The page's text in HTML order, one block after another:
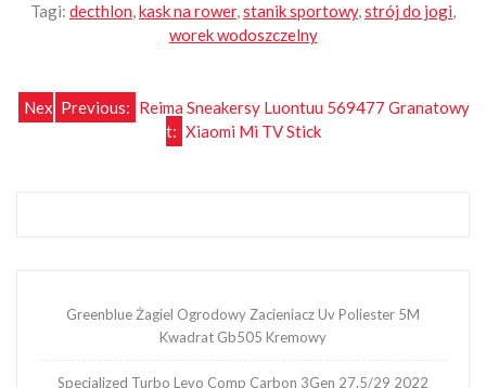
Tagi: decthlon,kask na rower,stanik sportowy,strój do jogi,
worek wodoszczelny
Nawigacja
Previous: Reima Sneakersy Luontuu 569477 Granatowy
Nex
t: Xiaomi Mi TV Stick
Greenblue Żagiel Ogrodowy Zacieniacz Uv Poliester 5M
Kwadrat Gb505 Kremowy
Specialized Turbo Levo Comp Carbon 3Gen 27.5/29 2022